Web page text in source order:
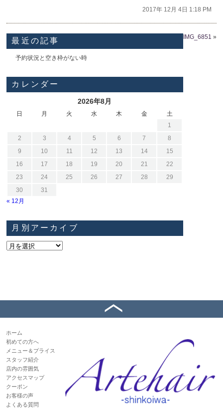
2017年 12月 4日 1:18 PM
IMG_6851 »
最近の記事
予約状況と空き枠がない時
カレンダー
2026年8月
日 月 火 水 木 金
土
1
2
3 4 5 6 7
8
9
10 11 12 13 14
15
16
17 18 19 20 21
22
23
24 25 26 27 28
29
30
31
« 12月
月別アーカイブ
ホーム
初めての方へ
メニュー＆プライス
スタッフ紹介
店内の雰囲気
アクセスマップ
クーポン
お客様の声
よくある質問